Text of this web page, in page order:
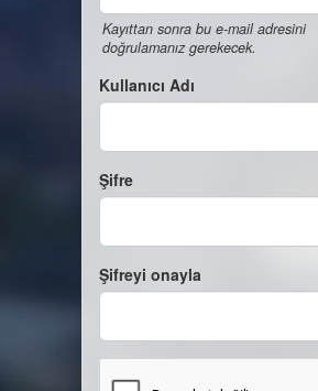
Kayıttan sonra bu e-mail adresini
doğrulamanız gerekecek.
Kullanıcı Adı
Şifre
Şifreyi onayla